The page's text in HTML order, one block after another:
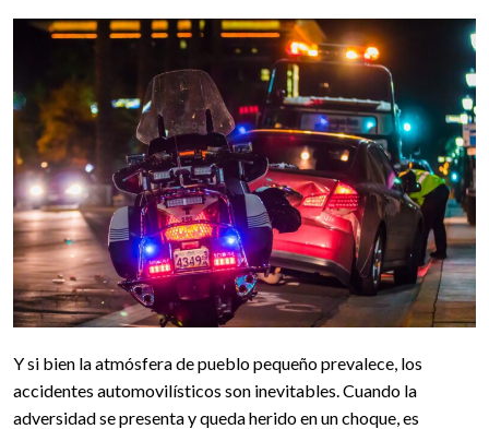
Y si bien la atmósfera de pueblo pequeño prevalece, los
accidentes automovilísticos son inevitables. Cuando la
adversidad se presenta y queda herido en un choque, es